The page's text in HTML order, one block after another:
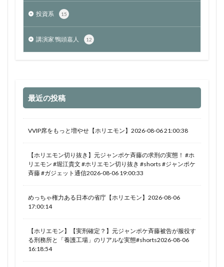
投資系 15
講演家 鴨頭嘉人 12
最近の投稿
VVIP席をもっと増やせ【ホリエモン】2026-08-06 21:00:38
【ホリエモン切り抜き】元ジャンポケ斉藤の求刑の実態！ #ホ
リエモン #堀江貴文 #ホリエモン切り抜き #shorts #ジャンポケ
斉藤 #ガジェット通信2026-08-06 19:00:33
めっちゃ権力ある日本の省庁【ホリエモン】2026-08-06
17:00:14
【ホリエモン】【実刑確定？】元ジャンポケ斉藤被告が服役す
る刑務所と「養護工場」のリアルな実態#shorts2026-08-06
16:18:54